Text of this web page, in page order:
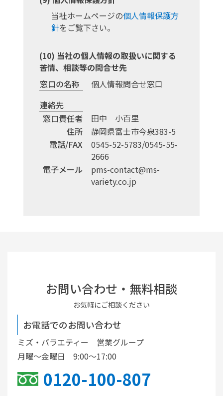
当社ホームページの個人情報保護方
針をご覧下さい。
当社の個人情報の取扱いに関する
苦情、相談等の問合せ先
窓口の名称
個人情報問合せ窓口
連絡先
窓口責任者
田中 小百里
住所
静岡県富士市今泉383-5
電話/FAX
0545-52-5783/0545-55-
2666
電子メール
pms-contact@ms-
variety.co.jp
お問い合わせ・無料相談
お気軽にご相談ください
お電話でのお問い合わせ
ミズ・バラエティー 営業グループ
月曜〜金曜日 9:00〜17:00
0120-100-807